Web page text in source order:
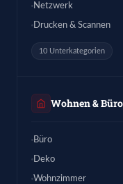
Netzwerk
Drucken & Scannen
10 Unterkategorien
Wohnen & Büro
Büro
Deko
Wohnzimmer